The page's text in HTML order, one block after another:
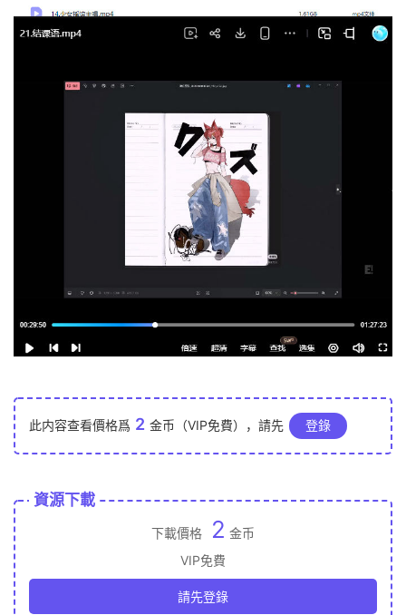
此内容查看價格爲 2 金币（VIP免費），請先 登錄
資源下載
下載價格 2 金币
VIP免費
請先登錄